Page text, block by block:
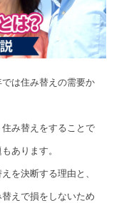
は住み替えの需要か
み替えをすることで
あります。
を決断する理由と、
えで損をしないため